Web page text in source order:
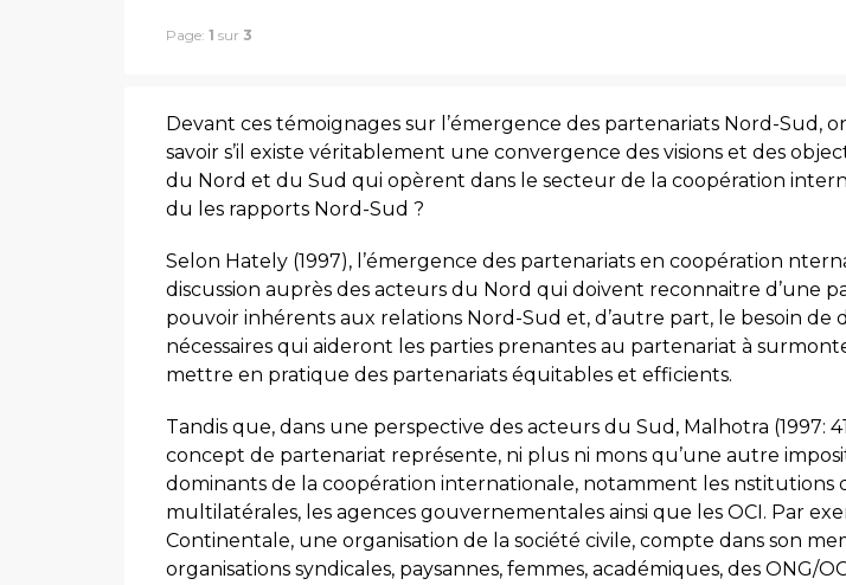
Page: 1 sur 3
Devant ces témoignages sur l’émergence des partenariats Nord-Sud,
savoir s’il existe véritablement une convergence des visions et des
du Nord et du Sud qui opèrent dans le secteur de la coopération
du les rapports Nord-Sud ?
Selon Hately (1997), l’émergence des partenariats en coopération
discussion auprès des acteurs du Nord qui doivent reconnaitre d’une
pouvoir inhérents aux relations Nord-Sud et, d’autre part, le besoin de
nécessaires qui aideront les parties prenantes au partenariat à
mettre en pratique des partenariats équitables et efficients.
Tandis que, dans une perspective des acteurs du Sud, Malhotra (1997:
concept de partenariat représente, ni plus ni mons qu’une autre
dominants de la coopération internationale, notamment les nstitutions
multilatérales, les agences gouvernementales ainsi que les OCI. Par
Continentale, une organisation de la société civile, compte dans son
organisations syndicales, paysannes, femmes, académiques, des ONG/